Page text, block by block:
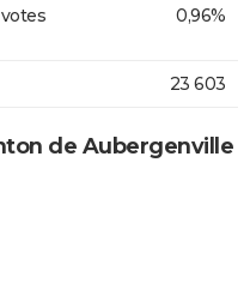
0,96%
23 603
de Aubergenville